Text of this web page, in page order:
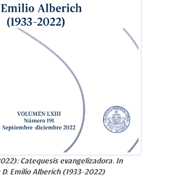
Catequesis evangelizadora. In
Emilio Alberich (1933-2022)